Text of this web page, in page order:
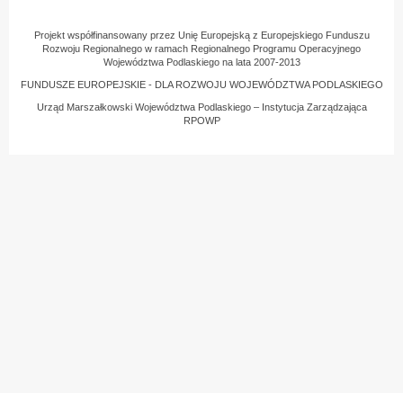
Projekt współfinansowany przez Unię Europejską z Europejskiego Funduszu
Rozwoju Regionalnego w ramach Regionalnego Programu Operacyjnego
Województwa Podlaskiego na lata 2007-2013
FUNDUSZE EUROPEJSKIE - DLA ROZWOJU WOJEWÓDZTWA PODLASKIEGO
Urząd Marszałkowski Województwa Podlaskiego – Instytucja Zarządzająca
RPOWP